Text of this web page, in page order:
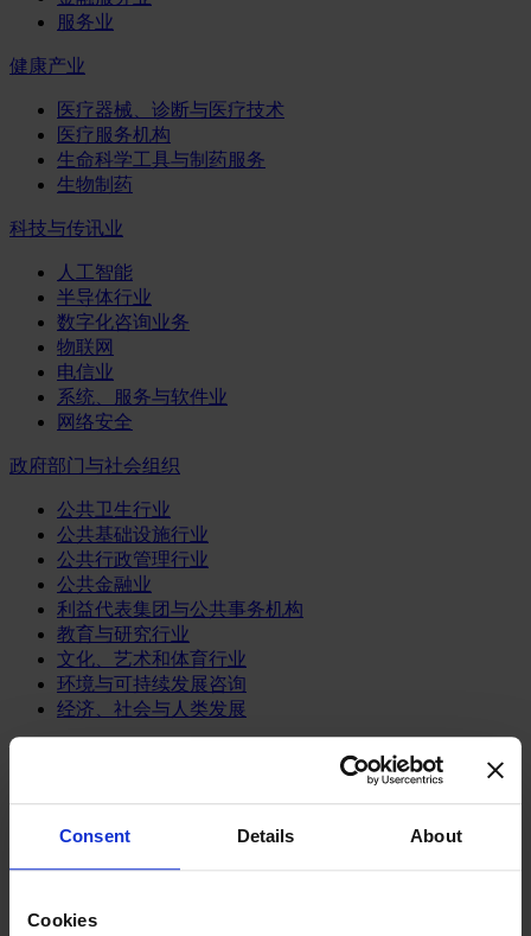
Consent Details About
Cookies
服务业
健康产业
医疗器械、诊断与医疗技术
医疗服务机构
生命科学工具与制药服务
生物制药
科技与传讯业
人工智能
半导体行业
数字化咨询业务
物联网
电信业
系统、服务与软件业
网络安全
政府部门与社会组织
公共卫生行业
公共基础设施行业
公共行政管理行业
公共金融业
利益代表集团与公共事务机构
教育与研究行业
文化、艺术和体育行业
环境与可持续发展咨询
经济、社会与人类发展
消费品行业
消费品
零售、服装与奢侈品